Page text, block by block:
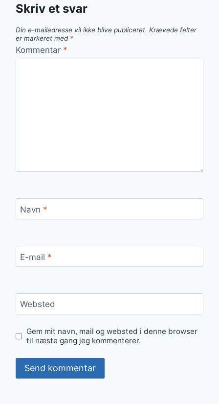
Skriv et svar
Din e-mailadresse vil ikke blive publiceret. Krævede felter
er markeret med *
Kommentar *
Navn *
E-mail *
Websted
Gem mit navn, mail og websted i denne browser
til næste gang jeg kommenterer.